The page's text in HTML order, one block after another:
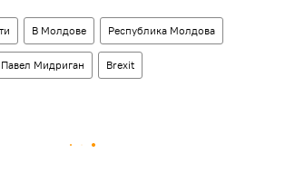
В Молдове Республика Молдова
Павел Мидриган Brexit